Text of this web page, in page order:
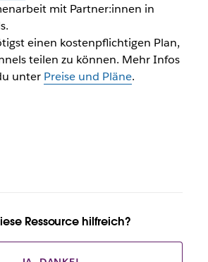
mit Partner:innen in
einen kostenpflichtigen Plan,
teilen zu können. Mehr Infos
unter Preise und Pläne.
Ressource hilfreich?